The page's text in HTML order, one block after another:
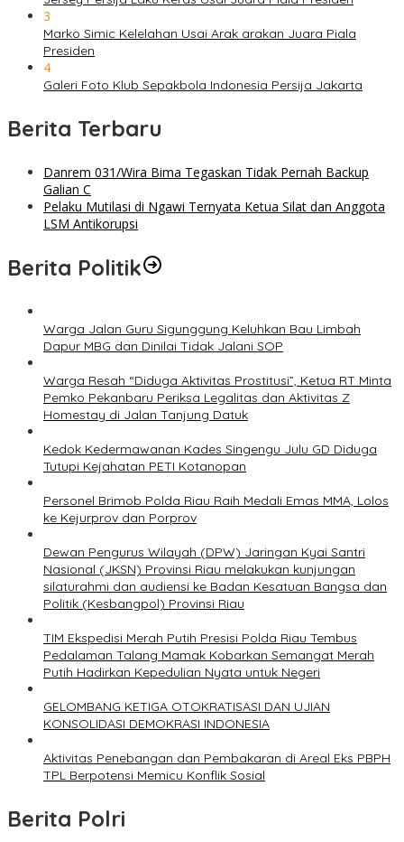
3
Marko Simic Kelelahan Usai Arak arakan Juara Piala
Presiden
4
Galeri Foto Klub Sepakbola Indonesia Persija Jakarta
Berita Terbaru
Danrem 031/Wira Bima Tegaskan Tidak Pernah Backup
Galian C
Pelaku Mutilasi di Ngawi Ternyata Ketua Silat dan Anggota
LSM Antikorupsi
Berita Politik
Warga Jalan Guru Sigunggung Keluhkan Bau Limbah
Dapur MBG dan Dinilai Tidak Jalani SOP
Warga Resah “Diduga Aktivitas Prostitusi”, Ketua RT Minta
Pemko Pekanbaru Periksa Legalitas dan Aktivitas Z
Homestay di Jalan Tanjung Datuk
Kedok Kedermawanan Kades Singengu Julu GD Diduga
Tutupi Kejahatan PETI Kotanopan
Personel Brimob Polda Riau Raih Medali Emas MMA, Lolos
ke Kejurprov dan Porprov
Dewan Pengurus Wilayah (DPW) Jaringan Kyai Santri
Nasional (JKSN) Provinsi Riau melakukan kunjungan
silaturahmi dan audiensi ke Badan Kesatuan Bangsa dan
Politik (Kesbangpol) Provinsi Riau
TIM Ekspedisi Merah Putih Presisi Polda Riau Tembus
Pedalaman Talang Mamak Kobarkan Semangat Merah
Putih Hadirkan Kepedulian Nyata untuk Negeri
GELOMBANG KETIGA OTOKRATISASI DAN UJIAN
KONSOLIDASI DEMOKRASI INDONESIA
Aktivitas Penebangan dan Pembakaran di Areal Eks PBPH
TPL Berpotensi Memicu Konflik Sosial
Berita Polri